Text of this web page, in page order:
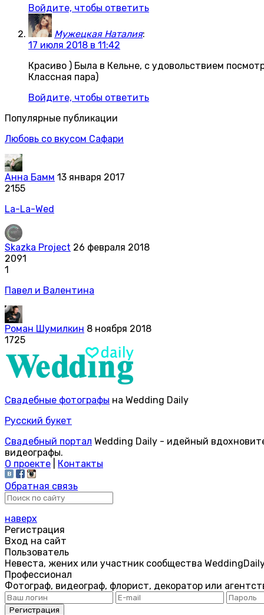
Войдите, чтобы ответить
Мужецкая Наталия:
17 июля 2018 в 11:42
Красиво ) Была в Кельне, с удовольствием
Классная пара)
Войдите, чтобы ответить
Популярные публикации
Любовь со вкусом Сафари
Анна Бамм 13 января 2017
2155
La-La-Wed
Skazka Project 26 февраля 2018
2091
1
Павел и Валентина
Роман Шумилкин 8 ноября 2018
1725
Свадебные фотографы на Wedding Daily
Русский букет
Свадебный портал Wedding Daily - идейный
видеографы.
О проекте
Контакты
Обратная связь
наверх
Регистрация
Вход на сайт
Пользователь
Невеста, жених или участник сообщества
Профессионал
Фотограф, видеограф, флорист, декоратор или